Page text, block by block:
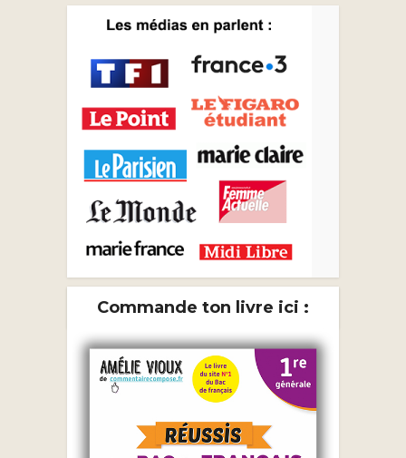
Commande ton livre ici :